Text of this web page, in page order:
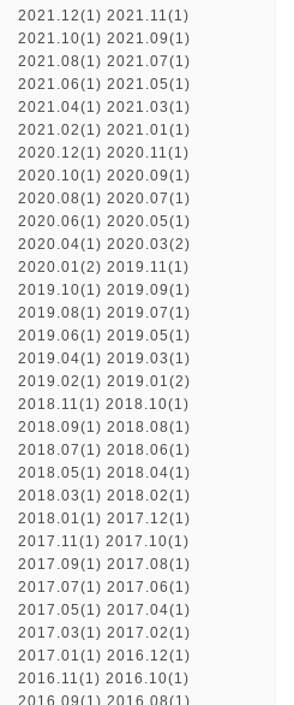
2021.12(1) 2021.11(1)
2021.10(1) 2021.09(1)
2021.08(1) 2021.07(1)
2021.06(1) 2021.05(1)
2021.04(1) 2021.03(1)
2021.02(1) 2021.01(1)
2020.12(1) 2020.11(1)
2020.10(1) 2020.09(1)
2020.08(1) 2020.07(1)
2020.06(1) 2020.05(1)
2020.04(1) 2020.03(2)
2020.01(2) 2019.11(1)
2019.10(1) 2019.09(1)
2019.08(1) 2019.07(1)
2019.06(1) 2019.05(1)
2019.04(1) 2019.03(1)
2019.02(1) 2019.01(2)
2018.11(1) 2018.10(1)
2018.09(1) 2018.08(1)
2018.07(1) 2018.06(1)
2018.05(1) 2018.04(1)
2018.03(1) 2018.02(1)
2018.01(1) 2017.12(1)
2017.11(1) 2017.10(1)
2017.09(1) 2017.08(1)
2017.07(1) 2017.06(1)
2017.05(1) 2017.04(1)
2017.03(1) 2017.02(1)
2017.01(1) 2016.12(1)
2016.11(1) 2016.10(1)
2016.09(1) 2016.08(1)